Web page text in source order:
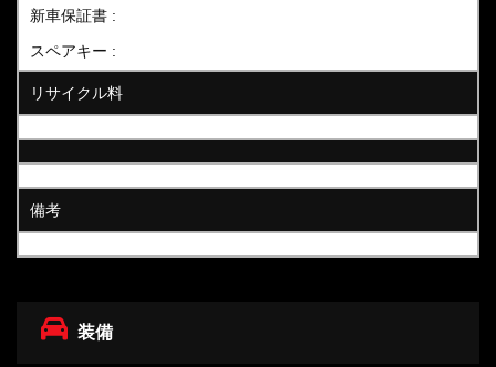
新車保証書 :
スペアキー :
リサイクル料
備考
装備